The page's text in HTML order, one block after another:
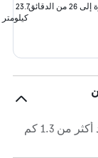
الدقائق
23.7
كيلومتر
يقع HistoryMiami Museum المشهور على بعد أكثر من 1.3 كم